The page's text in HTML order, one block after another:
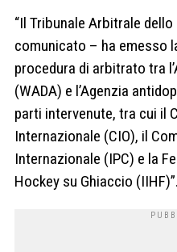
“Il Tribunale Arbitrale
comunicato – ha emesso
procedura di arbitrato tra
(WADA) e l’Agenzia
parti intervenute, tra cui il
Internazionale (CIO), il
Internazionale (IPC) e la
Hockey su Ghiaccio (IIHF)”.